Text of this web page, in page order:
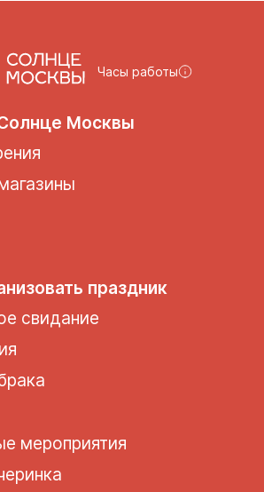
Часы работы
Москвы
праздник
свидание
мероприятия